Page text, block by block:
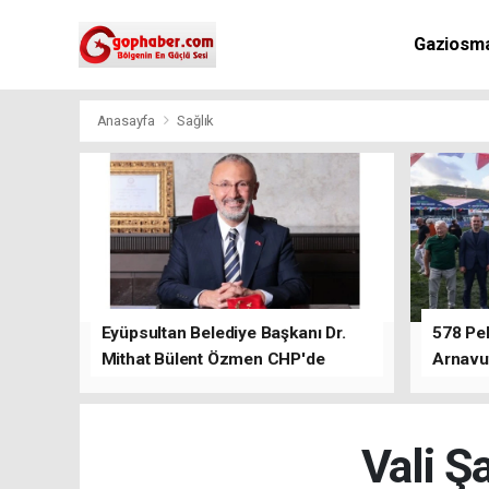
Anasayfa Sağlık
Eyüpsultan Belediye Başkanı Dr.
Mithat Bülent Özmen CHP'de
578
Vali